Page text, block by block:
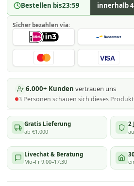
Bestellen bis23:59 innerhalb
Sicher bezahlen via:
VISA
6.000+ Kunden vertrauen uns
3 Personen schauen sich dieses
Gratis Lieferung
ab €1.000
2
Livechat & Beratung
Mo–Fr 9:00–17:30